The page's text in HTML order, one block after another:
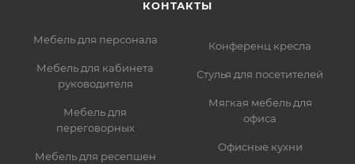
КОНТАКТЫ
Мебель для персонала
Мебель для кабинета
руководителя
Мебель для
переговорных
Мебель для ресепшен
Конференц кресла
Стулья для посетителей
Мягкая мебель для
офиса
Офисные кухни